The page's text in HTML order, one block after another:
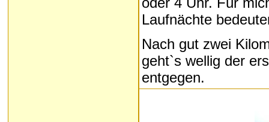
Laufnächte
Nach gut zwei
geht`s wellig der
entgegen.